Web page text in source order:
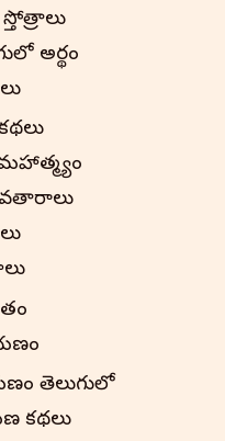
అర్థం
తెలుగులో